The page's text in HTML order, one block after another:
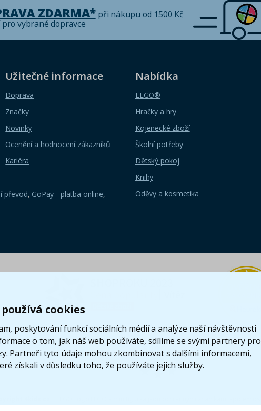
cookies
poskytování funkcí sociálních médií a analýze naší návštěvnosti
o tom, jak náš web používáte, sdílíme se svými partnery pro
Partneři tyto údaje mohou zkombinovat s dalšími informacemi,
získali v důsledku toho, že používáte jejich služby.
ZDARMA*při nákupu od 1500 Kč
vybrané dopravce
Užitečné informace
Doprava
Značky
Novinky
Ocenění a hodnocení zákazníků
Kariéra
Nabídka
LEGO®
Hračky a hry
Kojenecké zboží
Školní potřeby
Dětský pokoj
Knihy
Oděvy a kosmetika
převod, GoPay - platba online,